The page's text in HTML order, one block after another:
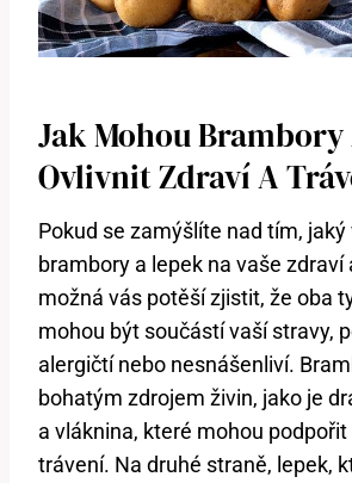
Jak Mohou
Ovlivnit Zdraví A
Pokud se zamýšlíte nad tím,
brambory a lepek na vaše zdraví
možná vás potěší zjistit, že oba
mohou být součástí vaší stravy,
alergičtí nebo nesnášenliví.
bohatým zdrojem živin, jako je
a vláknina, které mohou
trávení. Na druhé straně, lepek,